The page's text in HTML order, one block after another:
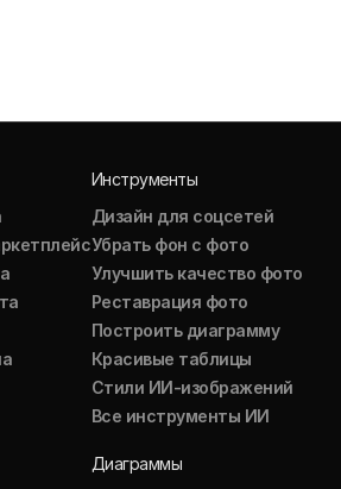
Инструменты
Дизайн для соцсетей
Убрать фон с фото
Улучшить качество фото
Реставрация фото
Построить диаграмму
Красивые таблицы
Стили ИИ-изображений
Все инструменты ИИ
Диаграммы